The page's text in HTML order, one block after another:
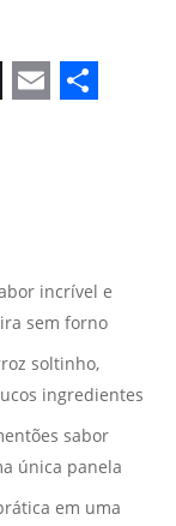
incrível e
sem forno
soltinho,
ingredientes
sabor
única panela
em uma